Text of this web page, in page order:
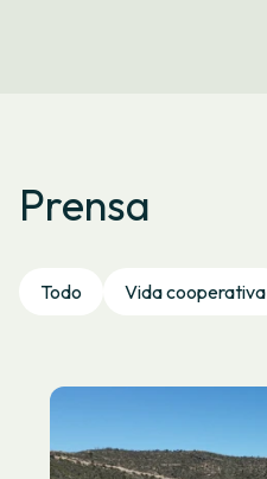
Prensa
Todo Vida cooperativa